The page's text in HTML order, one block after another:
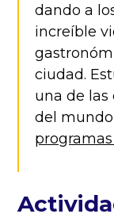
dando a
increíble
ciudad.
una de
del